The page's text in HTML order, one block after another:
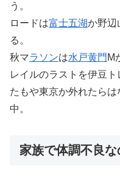
う。
ロードは富士五湖か野辺
る。
秋マラソンは水戸黄門 M
レイルのラストを伊豆
たもや東京か外れたら
中。
家族で体調不良な